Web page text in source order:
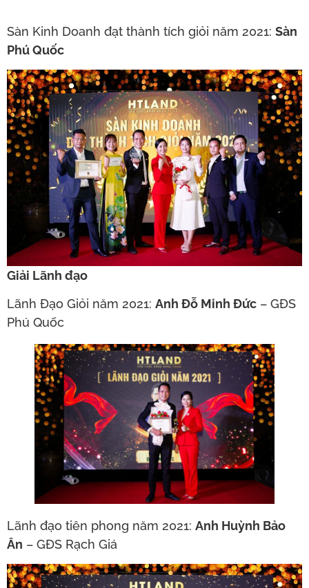
Sàn Kinh Doanh đạt thành tích giỏi năm 2021: Sàn
Phú Quốc
Giải Lãnh đạo
Lãnh Đạo Giỏi năm 2021: Anh Đỗ Minh Đức – GĐS
Phú Quốc
Lãnh đạo tiên phong năm 2021: Anh Huỳnh Bảo
Ân – GĐS Rạch Giá